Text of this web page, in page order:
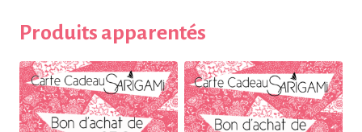
Produits apparentés